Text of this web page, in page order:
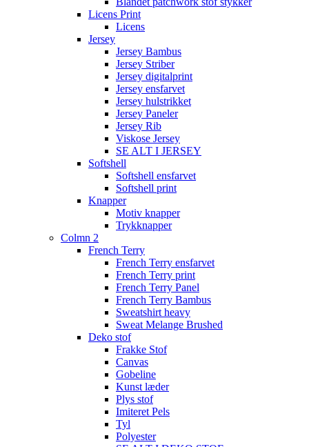
Licens Print
Licens
Jersey
Jersey Bambus
Jersey Striber
Jersey digitalprint
Jersey ensfarvet
Jersey hulstrikket
Jersey Paneler
Jersey Rib
Viskose Jersey
SE ALT I JERSEY
Softshell
Softshell ensfarvet
Softshell print
Knapper
Motiv knapper
Trykknapper
Colmn 2
French Terry
French Terry ensfarvet
French Terry print
French Terry Panel
French Terry Bambus
Sweatshirt heavy
Sweat Melange Brushed
Deko stof
Frakke Stof
Canvas
Gobeline
Kunst læder
Plys stof
Imiteret Pels
Tyl
Polyester